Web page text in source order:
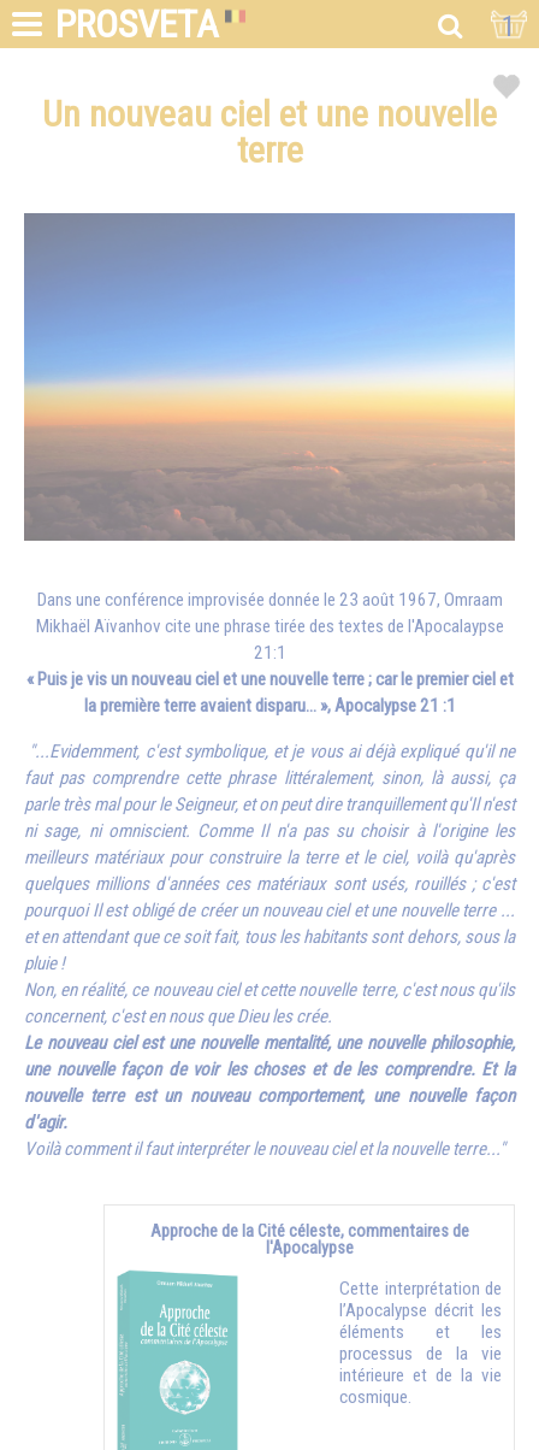
PROSVETA 1
Un nouveau ciel et une nouvelle
terre
Dans une conférence improvisée donnée le 23 août 1967, Omraam
Mikhaël Aïvanhov cite une phrase tirée des textes de l'Apocalaypse
21:1
« Puis je vis un nouveau ciel et une nouvelle terre ; car le premier ciel et
la première terre avaient disparu… », Apocalypse 21 :1
"...Evidemment, c'est symbolique, et je vous ai déjà expliqué qu'il ne
faut pas comprendre cette phrase littéralement, sinon, là aussi, ça
parle très mal pour le Seigneur, et on peut dire tranquillement qu'Il n'est
ni sage, ni omniscient. Comme Il n'a pas su choisir à l'origine les
meilleurs matériaux pour construire la terre et le ciel, voilà qu'après
quelques millions d'années ces matériaux sont usés, rouillés ; c'est
pourquoi Il est obligé de créer un nouveau ciel et une nouvelle terre ...
et en attendant que ce soit fait, tous les habitants sont dehors, sous la
pluie !
Non, en réalité, ce nouveau ciel et cette nouvelle terre, c'est nous qu'ils
concernent, c'est en nous que Dieu les crée.
Le nouveau ciel est une nouvelle mentalité, une nouvelle philosophie,
une nouvelle façon de voir les choses et de les comprendre. Et la
nouvelle terre est un nouveau comportement, une nouvelle façon
d'agir.
Voilà comment il faut interpréter le nouveau ciel et la nouvelle terre..."
Approche de la Cité céleste, commentaires de
l'Apocalypse
Cette interprétation de
l’Apocalypse décrit les
éléments et les
processus de la vie
intérieure et de la vie
cosmique.